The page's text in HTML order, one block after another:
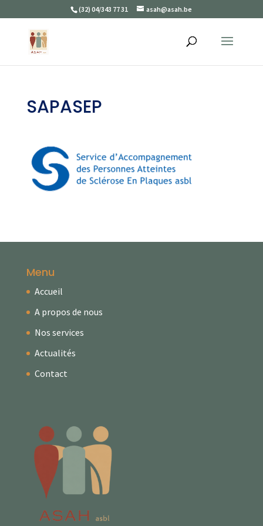
(32) 04/343 77 31 asah@asah.be
SAPASEP
Menu
Accueil
A propos de nous
Nos services
Actualités
Contact